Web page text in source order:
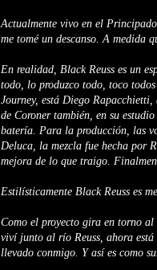
Actualmente vivo en el
me tomé un descanso. A medida
En realidad, Black Reuss es un
todo, lo produzco todo, toco
Journey, está Diego
de Coroner también, en su
batería. Para la producción, las
Deluca, la mezcla fue hecha por
mejora de lo que traigo.
Estilísticamente Black Reuss es
Como el proyecto gira en torno
viví junto al río Reuss, ahora
llevado conmigo. Y así es como